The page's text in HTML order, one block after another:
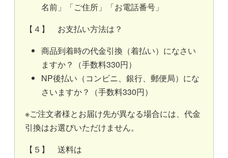
名前」「ご住所」「お電話番号」
【４】 お支払い方法は？
商品到着時の代金引換（着払い）になさい
ますか？（手数料330円）
NP後払い（コンビニ、銀行、郵便局）にな
さいますか？（手数料330円）
※ご注文者様とお届け先が異なる場合には、代金
引換はお選びいただけません。
【５】 送料は